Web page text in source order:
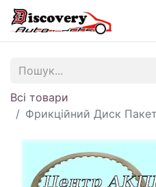
Всі товари
Фрикційний Диск